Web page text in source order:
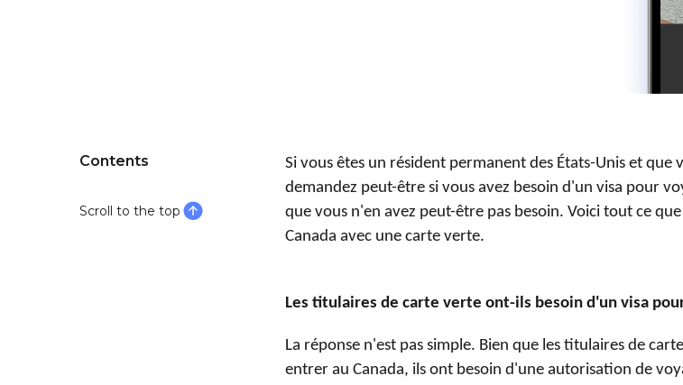
Contents
Scroll to the top
Si vous êtes un résident permanent des États-Unis et
demandez peut-être si vous avez besoin d'un visa pour
que vous n'en avez peut-être pas besoin. Voici tout ce
Canada avec une carte verte.
Les titulaires de carte verte ont-ils besoin d'un visa
La réponse n'est pas simple. Bien que les titulaires de
entrer au Canada, ils ont besoin d'une autorisation de